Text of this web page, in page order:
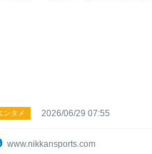
www.nikkansports.com
ンタメ 2026/06/29 07:55